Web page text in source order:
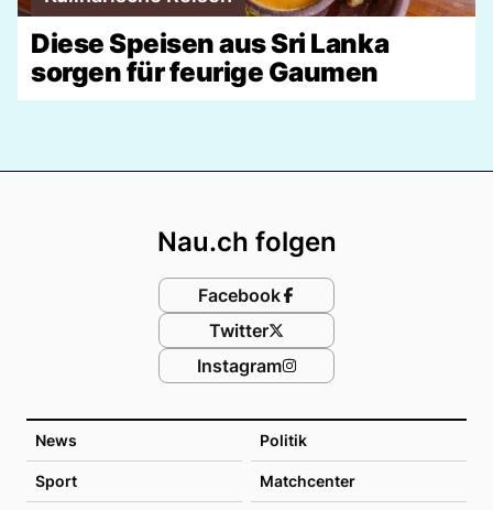
Diese Speisen aus Sri Lanka
sorgen für feurige Gaumen
News Politik
Sport Matchcenter
Nau.ch folgen
Facebook
Twitter
Instagram